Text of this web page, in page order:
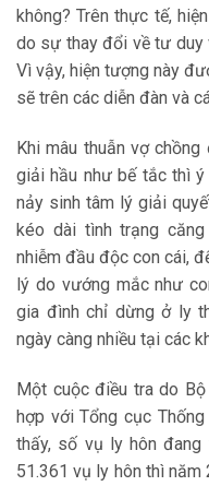
không? Trên thực tế,
do sự thay đổi về tư duy
Vì vậy, hiện tượng này
sẽ trên các diễn đàn và
Khi mâu thuẫn vợ
giải hầu như bế tắc thì
nảy sinh tâm lý giải
kéo dài tình trạng
nhiễm đầu độc con cái,
lý do vướng mắc như
gia đình chỉ dừng ở ly
ngày càng nhiều tại các
Một cuộc điều tra do
hợp với Tổng cục
thấy, số vụ ly hôn đang
51.361 vụ ly hôn thì